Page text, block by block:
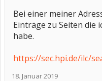
Bei einer meiner
Einträge zu Seiten die
habe.
https://sec.hpi.de/ilc/
18. Januar 2019